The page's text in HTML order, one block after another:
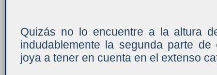
Quizás no lo encuentre a la altura
indudablemente la segunda parte
joya a tener en cuenta en el extenso